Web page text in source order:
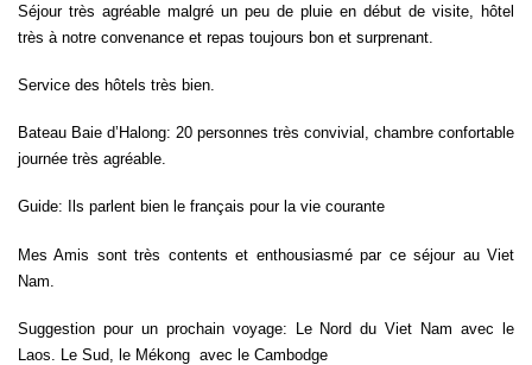
Séjour très agréable malgré un peu de pluie en début de visite, hôtel
très à notre convenance et repas toujours bon et surprenant.
Service des hôtels très bien.
Bateau Baie d’Halong: 20 personnes très convivial, chambre confortable
journée très agréable.
Guide: Ils parlent bien le français pour la vie courante
Mes Amis sont très contents et enthousiasmé par ce séjour au Viet
Nam.
Suggestion pour un prochain voyage: Le Nord du Viet Nam avec le
Laos. Le Sud, le Mékong avec le Cambodge